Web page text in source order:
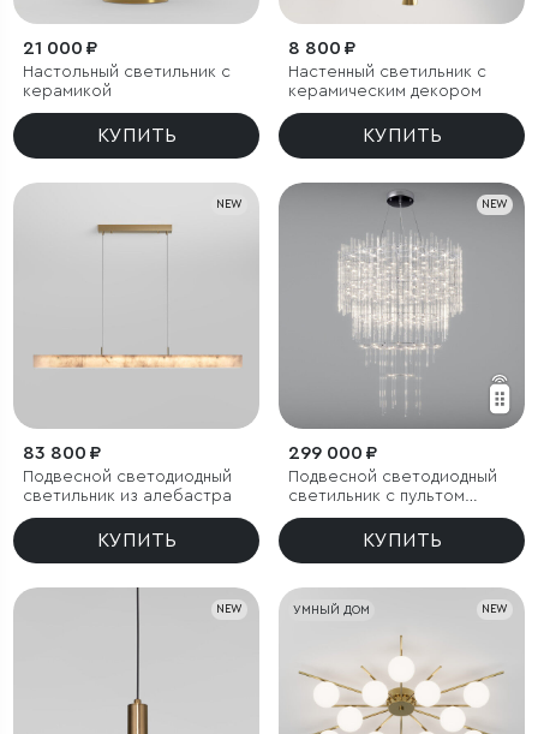
21 000 ₽
Настольный светильник с
керамикой
КУПИТЬ
8 800 ₽
Настенный светильник с
керамическим декором
КУПИТЬ
NEW
83 800 ₽
Подвесной светодиодный
светильник из алебастра
КУПИТЬ
NEW
299 000 ₽
Подвесной светодиодный
светильник с пультом
управления
КУПИТЬ
NEW УМНЫЙ ДОМ NEW